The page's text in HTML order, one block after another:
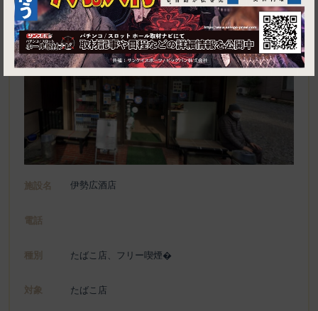
施設名 伊勢広酒店
電話
種別 たばこ店、フリー喫煙�
対象 たばこ店